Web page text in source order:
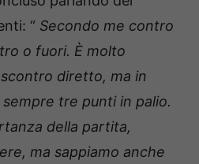
“ Secondo me contro
o fuori. È molto
diretto, ma in
tre punti in palio.
della partita,
ma sappiamo anche